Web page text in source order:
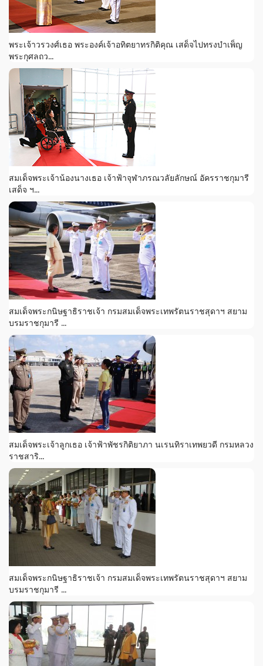
พระเจ้าวรวงศ์เธอ พระองค์เจ้าอทิตยาทรกิติคุณ เสด็จไปทรงบำเพ็ญ
พระกุศลถว...
สมเด็จพระเจ้าน้องนางเธอ เจ้าฟ้าจุฬาภรณวลัยลักษณ์ อัครราชกุมารี
เสด็จ ฯ...
สมเด็จพระกนิษฐาธิราชเจ้า กรมสมเด็จพระเทพรัตนราชสุดาฯ สยาม
บรมราชกุมารี ...
สมเด็จพระเจ้าลูกเธอ เจ้าฟ้าพัชรกิติยาภา นเรนทิราเทพยวดี กรมหลวง
ราชสาริ...
สมเด็จพระกนิษฐาธิราชเจ้า กรมสมเด็จพระเทพรัตนราชสุดาฯ สยาม
บรมราชกุมารี ...